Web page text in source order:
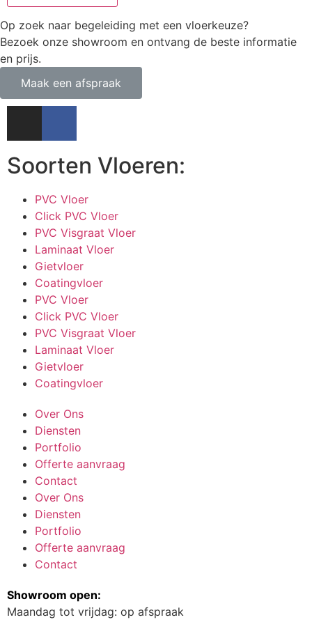
Op zoek naar begeleiding met een vloerkeuze?
Bezoek onze showroom en ontvang de beste informatie
en prijs.
Maak een afspraak
Showroom open:
Maandag tot vrijdag: op afspraak
Over Ons
Diensten
Portfolio
Offerte aanvraag
Contact
Over Ons
Diensten
Portfolio
Offerte aanvraag
Contact
Soorten Vloeren:
PVC Vloer
Click PVC Vloer
PVC Visgraat Vloer
Laminaat Vloer
Gietvloer
Coatingvloer
PVC Vloer
Click PVC Vloer
PVC Visgraat Vloer
Laminaat Vloer
Gietvloer
Coatingvloer